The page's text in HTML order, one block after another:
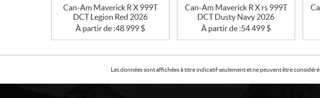
Can-Am Maverick R X 999T
DCT Legion Red 2026
À partir de :48 999 $
Can-Am Maverick R X rs 999T
DCT Dusty Navy 2026
À partir de :54 499 $
Les données sont affichées à titre indicatif seulement et ne peuvent être